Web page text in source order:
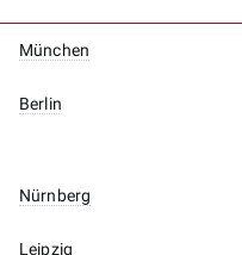
München
Berlin
Nürnberg
Leipzig